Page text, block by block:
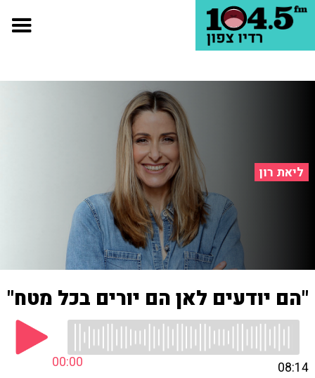
ליאת רון
"הם יודעים לאן הם יורים בכל מטח"
00:00 08:14